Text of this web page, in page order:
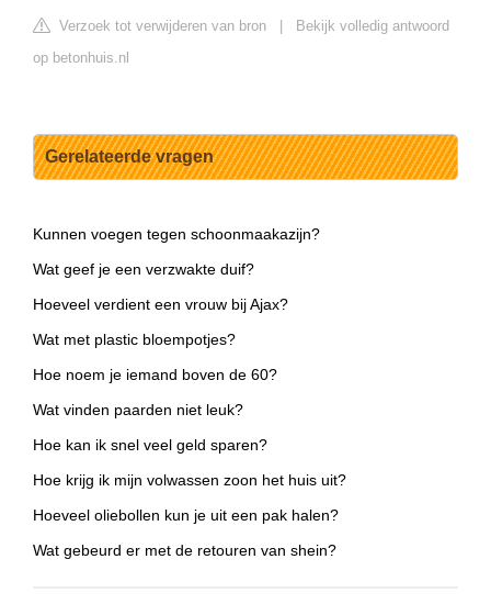
Verzoek tot verwijderen van bron
Bekijk volledig antwoord
op betonhuis.nl
Gerelateerde vragen
Kunnen voegen tegen schoonmaakazijn?
Wat geef je een verzwakte duif?
Hoeveel verdient een vrouw bij Ajax?
Wat met plastic bloempotjes?
Hoe noem je iemand boven de 60?
Wat vinden paarden niet leuk?
Hoe kan ik snel veel geld sparen?
Hoe krijg ik mijn volwassen zoon het huis uit?
Hoeveel oliebollen kun je uit een pak halen?
Wat gebeurd er met de retouren van shein?